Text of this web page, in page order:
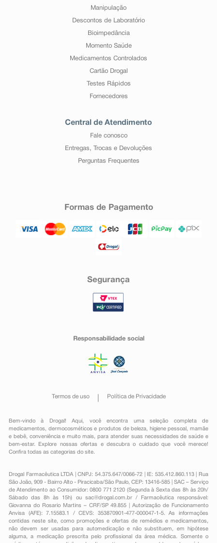
Manipulação
Descontos de Laboratório
Bioimpedância
Momento Saúde
Medicamentos Controlados
Cartão Drogal
Testes Rápidos
Fornecedores
Central de Atendimento
Fale conosco
Entregas, Trocas e Devoluções
Perguntas Frequentes
Formas de Pagamento
Segurança
Responsabilidade social
Termos de uso Política de Privacidade
Bem-vindo à Drogal! Aqui, você encontra uma seleção completa de
medicamentos , dermocosméticos e produtos de beleza, higiene pessoal ,mamãe
e bebê, conveniênciae muito mais, para atender suas necessidades de saúde e
bem-estar. Explore nossas ofertas e descubra o cuidado que você merece!
Confira todas as categorias do site.
Drogal Farmacêutica LTDA | CNPJ: 54.375.647/0066-72 | IE: 535.412.860.113 | Rua
São João, 909 - Bairro Alto - Piracicaba/São Paulo, CEP: 13416-585 | SAC – Serviço
de Atendimento ao Consumidor: 0800 771 2120 (Segunda à Sexta das 8h às 20h/
Sábado das 8h às 15h) ou sac@drogal.com.br/ Farmacêutica responsável:
Giovanna do Rosario Martins – CRF/SP 49.855 | Autorização de Funcionamento
Anvisa (AFE): 7.15583.1 / CEVS: 353870901-477-000047-1-5. As informações
contidas neste site, como promoções e ofertas de remédios e medicamentos,
não devem ser usadas para automedicação e não substituem, em hipótese
alguma, a medicação prescrita pelo profissional da área médica. Somente o